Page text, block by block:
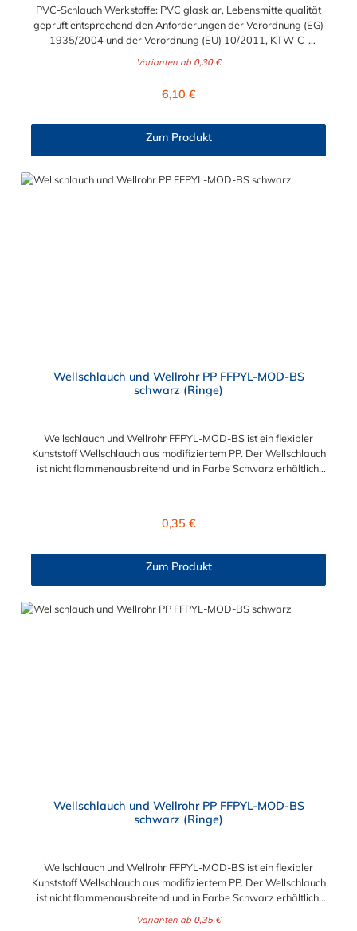
PVC-Schlauch Werkstoffe: PVC glasklar, Lebensmittelqualität
geprüft entsprechend den Anforderungen der Verordnung (EG)
1935/2004 und der Verordnung (EU) 10/2011, KTW-C-
Druckloses Durchleiten von Flüssigkeiten und Gasen wie
Mineralwasser, Süßmost und alkoholische Getränke bis 15
fetthaltige Produkte!). Die durchfließenden Lebensmittel sollten
Schlauch vor dem Ersteinsatz unbedingt sorgfältig zu reinigen
Varianten ab 0,30 €
Regulärer Preis:
6,10 €
Zum Produkt
Wellschlauch und Wellrohr PP FFPYL-MOD-BS
schwarz (Ringe)
Wellschlauch und Wellrohr FFPYL-MOD-BS ist ein flexibler
Kunststoff Wellschlauch aus modifiziertem PP. Der Wellschlauch
ist nicht flammenausbreitend und in Farbe Schwarz erhältlich.
Wellschlauches: Dieser Schlauch bietet guten Abriebschutz und
Regulärer Preis:
0,35 €
Zum Produkt
Wellschlauch und Wellrohr PP FFPYL-MOD-BS
schwarz (Ringe)
Wellschlauch und Wellrohr FFPYL-MOD-BS ist ein flexibler
Kunststoff Wellschlauch aus modifiziertem PP. Der Wellschlauch
ist nicht flammenausbreitend und in Farbe Schwarz erhältlich.
und Anlagenbau. Der Vorteil liegt in der Kälteschlagfestigkeit
Varianten ab 0,35 €